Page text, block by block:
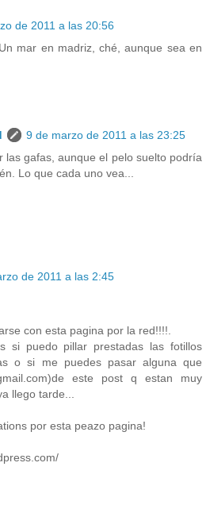
de 2011 a las 20:56
mar en madriz, ché, aunque sea en
9 de marzo de 2011 a las 23:25
las gafas, aunque el pelo suelto podría
Lo que cada uno vea...
de 2011 a las 2:45
con esta pagina por la red!!!!.
si puedo pillar prestadas las fotillos
o si me puedes pasar alguna que
este post q estan muy
llego tarde...
por esta peazo pagina!